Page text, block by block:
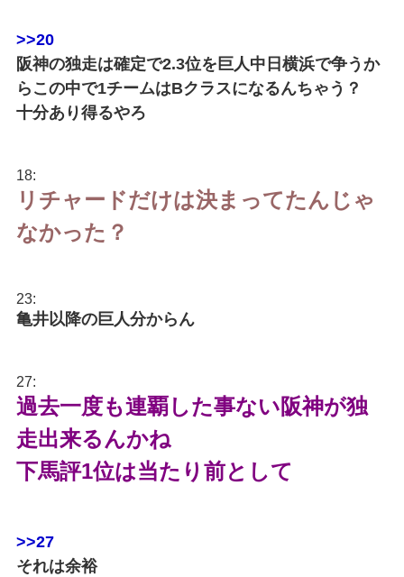
>>20
阪神の独走は確定で2.3位を巨人中日横浜で争うか
らこの中で1チームはBクラスになるんちゃう？
十分あり得るやろ
18:
リチャードだけは決まってたんじゃ
なかった？
23:
亀井以降の巨人分からん
27:
過去一度も連覇した事ない阪神が独
走出来るんかね
下馬評1位は当たり前として
>>27
それは余裕